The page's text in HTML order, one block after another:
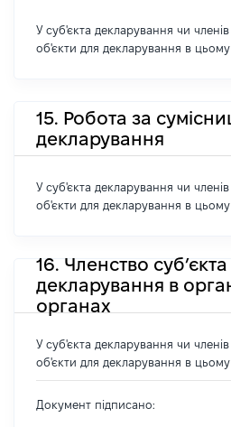
У суб'єкта декларування чи членів
об'єкти для декларування в цьому
15. Робота за
декларування
У суб'єкта декларування чи членів
об'єкти для декларування в цьому
16. Членство суб’єкта
декларування в
органах
У суб'єкта декларування чи членів
об'єкти для декларування в цьому
Документ підписано: